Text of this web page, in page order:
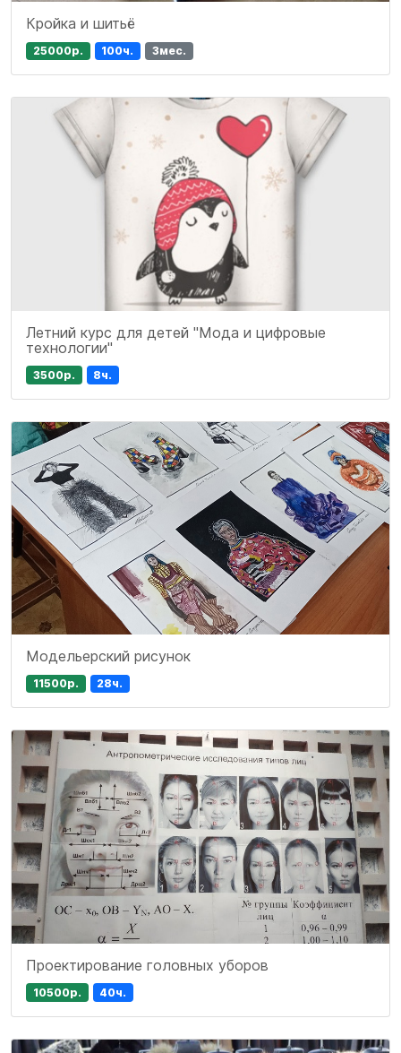
Кройка и шитьё
25000р. 100ч. 3мес.
Летний курс для детей "Мода и цифровые
технологии"
3500р. 8ч.
Модельерский рисунок
11500р. 28ч.
Проектирование головных уборов
10500р. 40ч.